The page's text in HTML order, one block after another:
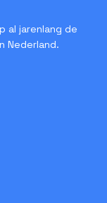
al jarenlang de
Nederland.